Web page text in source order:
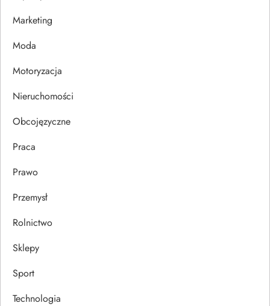
w
p
u
Marketing
Moda
Motoryzacja
Nieruchomości
Obcojęzyczne
Praca
Prawo
Przemysł
Rolnictwo
Sklepy
Sport
Technologia